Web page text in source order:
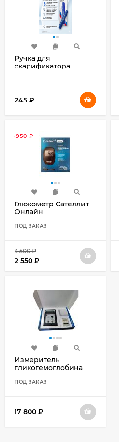
Ручка для
скарификатора
245 ₽
-950 ₽
Глюкометр Сателлит
Онлайн
ПОД ЗАКАЗ
3 500₽
2 550 ₽
Измеритель
гликогемоглобина
ПОД ЗАКАЗ
17 800 ₽